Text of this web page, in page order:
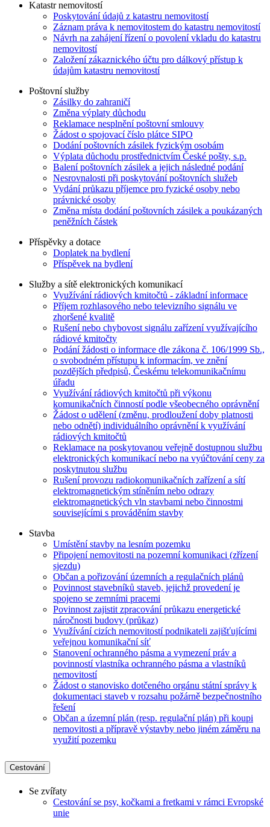
Katastr nemovitostí
Poskytování údajů z katastru nemovitostí
Záznam práva k nemovitostem do katastru nemovitostí
Návrh na zahájení řízení o povolení vkladu do katastru
nemovitostí
Založení zákaznického účtu pro dálkový přístup k
údajům katastru nemovitostí
Poštovní služby
Zásilky do zahraničí
Změna výplaty důchodu
Reklamace nesplnění poštovní smlouvy
Žádost o spojovací číslo plátce SIPO
Dodání poštovních zásilek fyzickým osobám
Výplata důchodu prostřednictvím České pošty, s.p.
Balení poštovních zásilek a jejich následné podání
Nesrovnalosti při poskytování poštovních služeb
Vydání průkazu příjemce pro fyzické osoby nebo
právnické osoby
Změna místa dodání poštovních zásilek a poukázaných
peněžních částek
Příspěvky a dotace
Doplatek na bydlení
Příspěvek na bydlení
Služby a sítě elektronických komunikací
Využívání rádiových kmitočtů - základní informace
Příjem rozhlasového nebo televizního signálu ve
zhoršené kvalitě
Rušení nebo chybovost signálu zařízení využívajícího
rádiové kmitočty
Podání žádosti o informace dle zákona č. 106/1999 Sb.,
o svobodném přístupu k informacím, ve znění
pozdějších předpisů, Českému telekomunikačnímu
úřadu
Využívání rádiových kmitočtů při výkonu
komunikačních činností podle všeobecného oprávnění
Žádost o udělení (změnu, prodloužení doby platnosti
nebo odnětí) individuálního oprávnění k využívání
rádiových kmitočtů
Reklamace na poskytovanou veřejně dostupnou službu
elektronických komunikací nebo na vyúčtování ceny za
poskytnutou službu
Rušení provozu radiokomunikačních zařízení a sítí
elektromagnetickým stíněním nebo odrazy
elektromagnetických vln stavbami nebo činnostmi
souvisejícími s prováděním stavby
Stavba
Umístění stavby na lesním pozemku
Připojení nemovitosti na pozemní komunikaci (zřízení
sjezdu)
Občan a pořizování územních a regulačních plánů
Povinnost stavebníků staveb, jejichž provedení je
spojeno se zemními pracemi
Povinnost zajistit zpracování průkazu energetické
náročnosti budovy (průkaz)
Využívání cizích nemovitostí podnikateli zajišťujícími
veřejnou komunikační síť
Stanovení ochranného pásma a vymezení práv a
povinností vlastníka ochranného pásma a vlastníků
nemovitostí
Žádost o stanovisko dotčeného orgánu státní správy k
dokumentaci staveb v rozsahu požárně bezpečnostního
řešení
Občan a územní plán (resp. regulační plán) při koupi
nemovitosti a přípravě výstavby nebo jiném záměru na
využití pozemku
Cestování
Se zvířaty
Cestování se psy, kočkami a fretkami v rámci Evropské
unie